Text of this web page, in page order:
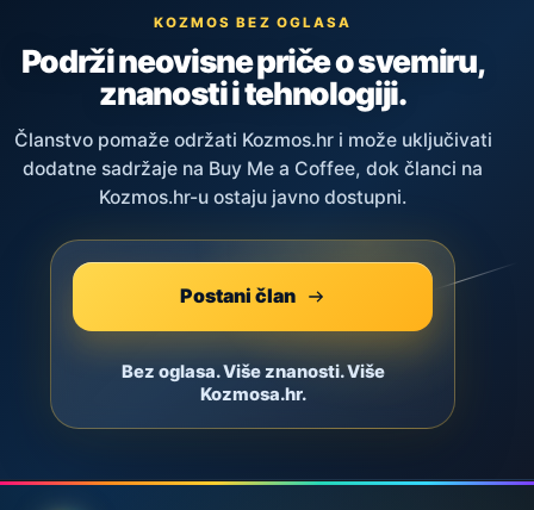
KOZMOS BEZ OGLASA
Podrži neovisne priče o svemiru,
znanosti i tehnologiji.
Članstvo pomaže održati Kozmos.hr i može uključivati
dodatne sadržaje na Buy Me a Coffee, dok članci na
Kozmos.hr-u ostaju javno dostupni.
Postani član
Bez oglasa. Više znanosti. Više
Kozmosa.hr.